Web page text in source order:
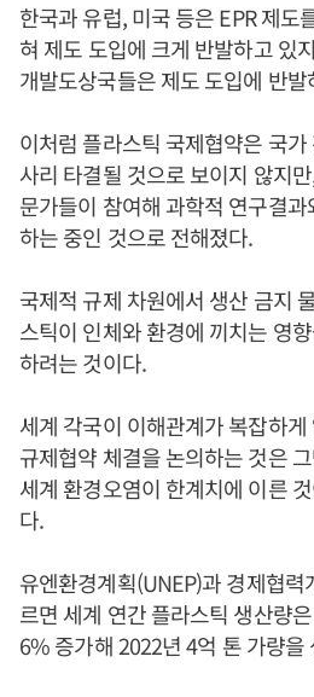
한국과 유럽, 미국 등은 EPR 제도
혀 제도 도입에 크게 반발하고 있
개발도상국들은 제도 도입에 반발
이처럼 플라스틱 국제협약은 국
사리 타결될 것으로 보이지 않지
문가들이 참여해 과학적 연구결
하는 중인 것으로 전해졌다.
국제적 규제 차원에서 생산 금지
스틱이 인체와 환경에 끼치는 영
하려는 것이다.
세계 각국이 이해관계가 복잡하
규제협약 체결을 논의하는 것은
세계 환경오염이 한계치에 이른
다.
유엔환경계획(UNEP)과 경제협력
르면 세계 연간 플라스틱 생산량
6% 증가해 2022년 4억 톤 가량을